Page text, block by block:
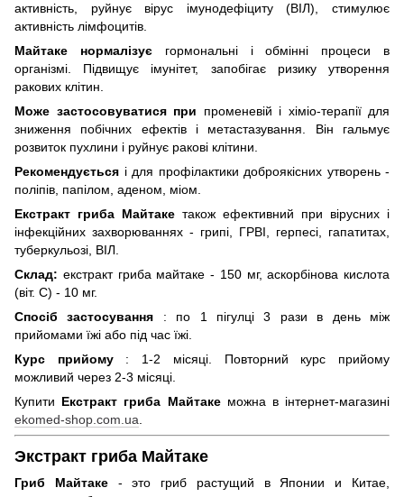
активність, руйнує вірус імунодефіциту (ВІЛ), стимулює
активність лімфоцитів.
Майтаке нормалізуєгормональні і обмінні процеси в
організмі. Підвищує імунітет, запобігає ризику утворення
ракових клітин.
Може застосовуватися при променевій і хіміо-терапії для
зниження побічних ефектів і метастазування. Він гальмує
розвиток пухлини і руйнує ракові клітини.
Рекомендується і для профілактики доброякісних утворень -
поліпів, папілом, аденом, міом.
Екстракт гриба Майтаке також ефективний при вірусних і
інфекційних захворюваннях - грипі, ГРВІ, герпесі, гапатитах,
туберкульозі, ВІЛ.
Склад: екстракт гриба майтаке - 150 мг, аскорбінова кислота
(віт. С) - 10 мг.
Спосіб застосування : по 1 пігулці 3 рази в день між
прийомами їжі або під час їжі.
Курс прийому: 1-2 місяці. Повторний курс прийому
можливий через 2-3 місяці.
Купити Екстракт гриба Майтакеможна в інтернет-магазині
ekomed-shop.com.ua.
Экстракт гриба Майтаке
Гриб Майтаке- это гриб растущий в Японии и Китае,